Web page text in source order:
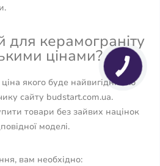
для керамограніту
цінами?
якого буде найвигіднішою
сайту budstart.com.ua.
товари без зайвих націнок
моделі.
вам необхідно: